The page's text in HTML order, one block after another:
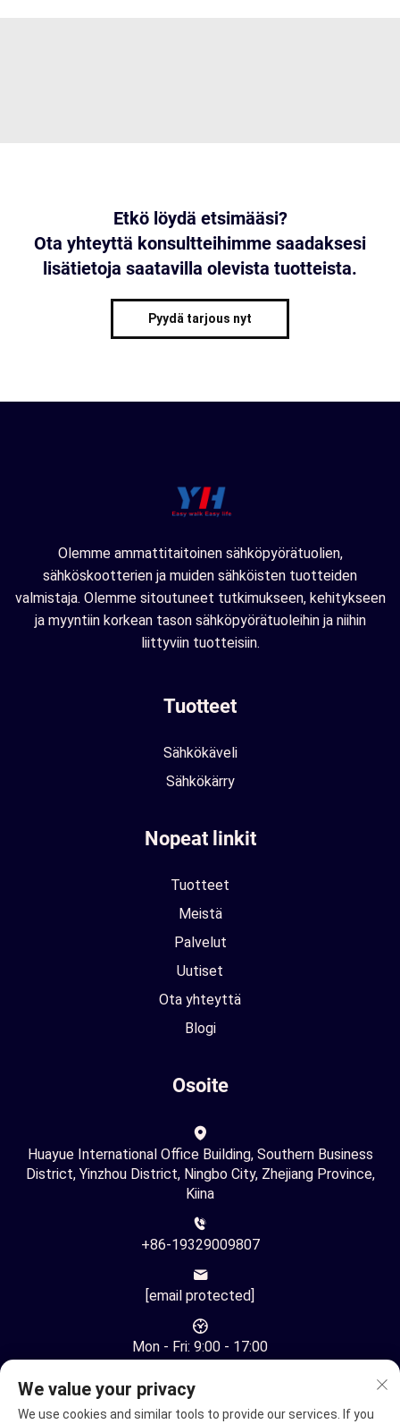
Etkö löydä etsimääsi?
Ota yhteyttä konsultteihimme saadaksesi
lisätietoja saatavilla olevista tuotteista.
Pyydä tarjous nyt
Olemme ammattitaitoinen sähköpyörätuolien,
sähköskootterien ja muiden sähköisten tuotteiden
valmistaja. Olemme sitoutuneet tutkimukseen, kehitykseen
ja myyntiin korkean tason sähköpyörätuoleihin ja niihin
liittyviin tuotteisiin.
Tuotteet
Sähkökäveli
Sähkökärry
Nopeat linkit
Tuotteet
Meistä
Palvelut
Uutiset
Ota yhteyttä
Blogi
Osoite
Huayue International Office Building, Southern Business
District, Yinzhou District, Ningbo City, Zhejiang Province,
Kiina
+86-19329009807
[email protected]
Mon - Fri: 9:00 - 17:00
We value your privacy
We use cookies and similar tools to provide our services. If you